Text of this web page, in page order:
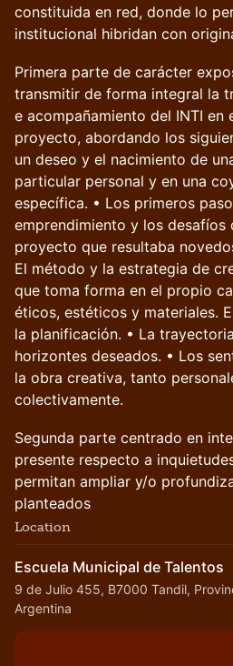
constituida en red, donde lo
institucional hibridan con
Primera parte de carácter
transmitir de forma integral la
e acompañamiento del INTI en
proyecto, abordando los
un deseo y el nacimiento de
particular personal y en una
específica. • Los primeros
emprendimiento y los desafíos
proyecto que resultaba
El método y la estrategia de
que toma forma en el propio
éticos, estéticos y materiales.
la planificación. • La
horizontes deseados. • Los
la obra creativa, tanto
colectivamente.
Segunda parte centrado en
presente respecto a
permitan ampliar y/o
planteados
Location
Escuela Municipal de Talentos
9 de Julio 455, B7000 Tandil,
Argentina